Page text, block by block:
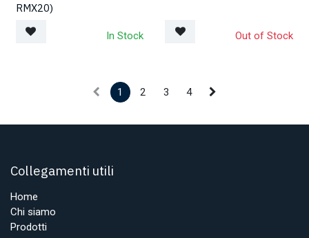
RMX20)
In Stock Out of Stock
1 2 3 4
Collegamenti utili
Home
Chi siamo
Prodotti